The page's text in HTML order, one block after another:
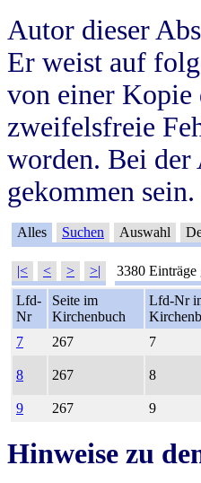
Autor dieser
Er weist auf
von einer Kopie
zweifelsfreie
worden. Bei der
gekommen
Alles Suchen Auswahl
|< < > >| 3380 Einträge
Lfd-
Nr
Seite im
Kirchenbuch
Lfd-Nr
7
267 7
8 267 8
9 267 9
Hinweise zu